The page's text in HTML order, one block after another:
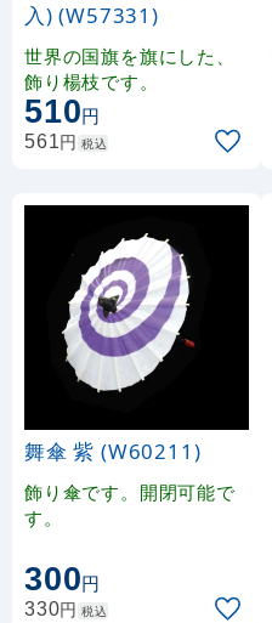
入) (W57331)
世界の国旗を旗にした、
飾り楊枝です。
510円
561円 税込
舞傘 紫 (W60211)
飾り傘です。開閉可能で
す。
300円
330円 税込